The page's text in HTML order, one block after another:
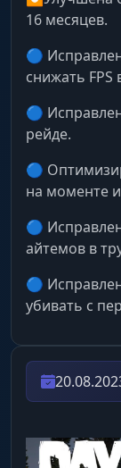
16 месяцев.
🔵
снижать FPS
🔵
рейде.
🔵
на моменте
🔵
айтемов в
🔵
убивать с